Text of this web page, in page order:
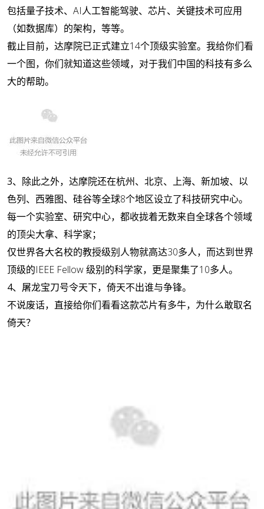
包括量子技术、AI人工智能驾驶、芯片、关键技术可应用
（如数据库）的架构，等等。
截止目前，达摩院已正式建立14个顶级实验室。我给你们看
一个图，你们就知道这些领域，对于我们中国的科技有多么
大的帮助。
3、 除此之外，达摩院还在杭州、北京、上海、新加坡、以
色列、西雅图、硅谷等全球8个地区设立了科技研究中心。
每一个实验室、研究中心，都收拢着无数来自全球各个领域
的顶尖大拿、科学家；
仅世界各大名校的教授级别人物就高达30多人，而达到世界
顶级的IEEE Fellow 级别的科学家，更是聚集了10多人。
4、 屠龙宝刀号令天下，倚天不出谁与争锋。
不说废话，直接给你们看看这款芯片有多牛，为什么敢取名
倚天？